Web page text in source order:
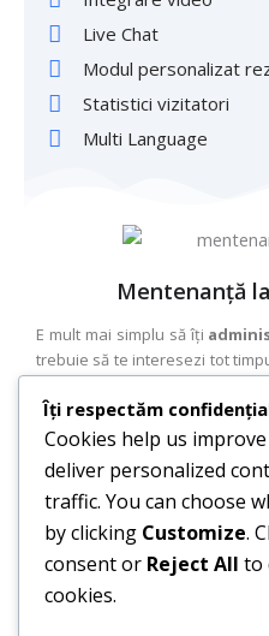
Live Chat
Modul personalizat
Statistici vizitatori
Multi Language
Mentenanță
E mult mai simplu să îți
trebuie să te interesezi tot
de la
constant că acesta
între timp virusat și că
problemă ar putea apărea, o
îți vom putea oferi și 5
Back-up site periodic
Protecție antivirus
Îți respectăm
Cookies help us
deliver personalized
traffic. You can choose
by clicking Customize.
consent or Reject All to
cookies.